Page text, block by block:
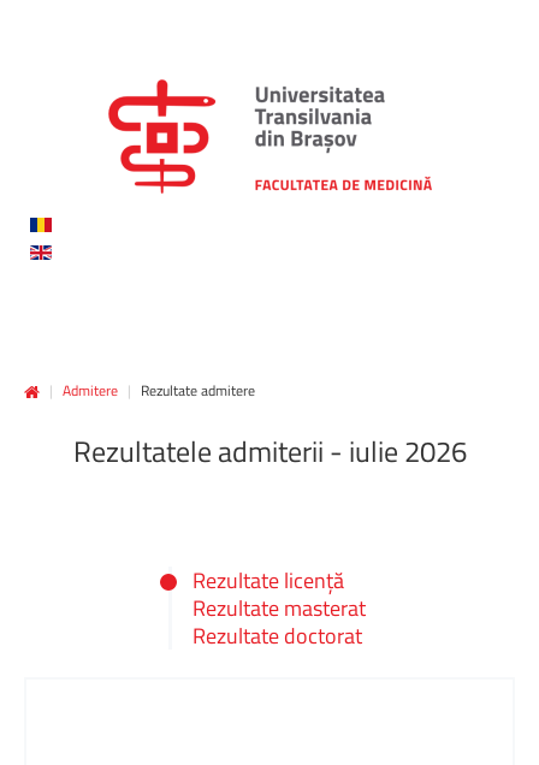
| Admitere | Rezultate admitere
Rezultateleadmiterii- iulie2026
Rezultate licență
Rezultate masterat
Rezultate doctorat